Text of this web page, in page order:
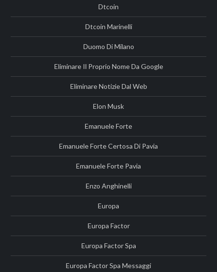
Dtcoin
Dtcoin Marinelli
Duomo Di Milano
Eliminare Il Proprio Nome Da Google
Eliminare Notizie Dal Web
Elon Musk
Emanuele Forte
Emanuele Forte Certosa Di Pavia
Emanuele Forte Pavia
Enzo Anghinelli
Europa
Europa Factor
Europa Factor Spa
Europa Factor Spa Messaggi